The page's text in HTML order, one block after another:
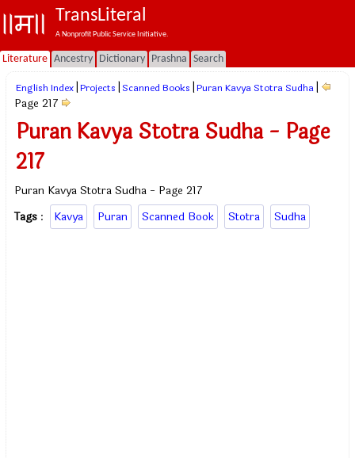
TransLiteral
A Nonprofit Public Service Initiative.
Literature Ancestry Dictionary Prashna Search
English Index Projects Scanned Books Puran Kavya Stotra Sudha
Page 217
Puran Kavya Stotra Sudha - Page
217
Puran Kavya Stotra Sudha - Page 217
Tags : Kavya Puran Scanned Book Stotra Sudha